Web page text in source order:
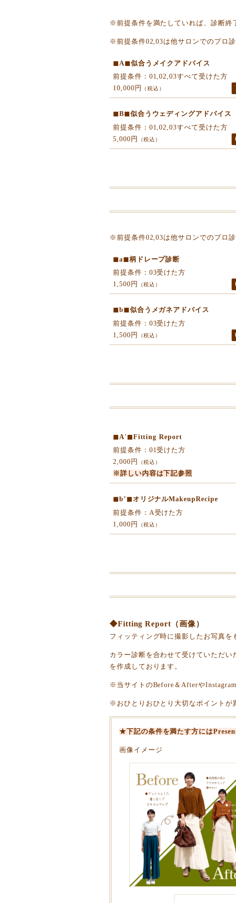
※前提条件を満たしていれば、診断終
※前提条件02,03は他サロンでのプロ
◼︎A◼︎似合うメイクアドバイス
前提条件：01,02,03すべて受けた方
10,000円
（税込）
◼︎B◼︎似合うウェディングアドバイス
前提条件：01,02,03すべて受けた方
5,000円
（税込）
※前提条件02,03は他サロンでのプロ
◼︎a◼︎柄ドレープ診断
前提条件：03受けた方
1,500円
（税込）
◼︎b◼︎似合うメガネアドバイス
前提条件：03受けた方
1,500円
（税込）
◼︎A'◼︎Fitting Report
前提条件：01受けた方
2,000円
（税込）
※詳しい内容は下記参照
◼︎b’◼︎オリジナルMakeupRecipe
前提条件：A受けた方
1,000円
（税込）
◆Fitting Report（画像）
フィッティング時に撮影したお写真を
カラー診断を合わせて受けていただ
を作成しております。
※当サイトのBefore＆Afterや
※おひとりおひとり大切なポイントが
★下記の条件を満たす方には
画像イメージ